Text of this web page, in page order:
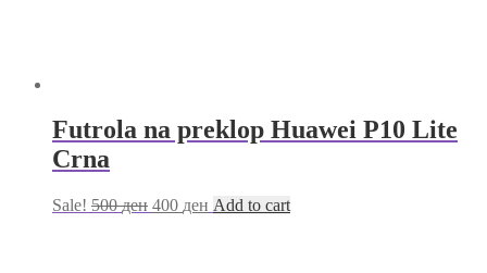
Futrola na preklop Huawei P10 Lite
Crna
Sale! 500ден 400 ден Add to cart